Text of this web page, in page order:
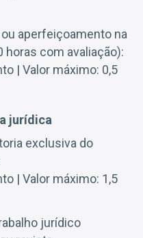
aperfeiçoamento na
horas com avaliação):
| Valor máximo: 0,5
jurídica
exclusiva do
| Valor máximo: 1,5
jurídico